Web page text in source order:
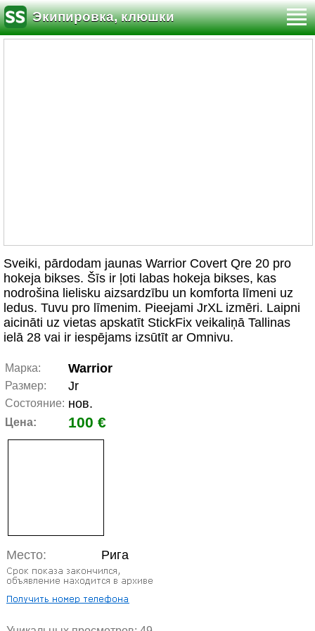
Экипировка, клюшки
Sveiki, pārdodam jaunas Warrior Covert Qre 20 pro
hokeja bikses. Šīs ir ļoti labas hokeja bikses, kas
nodrošina lielisku aizsardzību un komforta līmeni uz
ledus. Tuvu pro līmenim. Pieejami JrXL izmēri. Laipni
aicināti uz vietas apskatīt StickFix veikaliņā Tallinas
ielā 28 vai ir iespējams izsūtīt ar Omnivu.
Марка: Warrior
Размер: Jr
Состояние: нов.
Цена: 100 €
Место: Рига